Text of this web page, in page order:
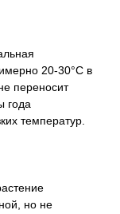
20-30°C в
переносит
года
температур.
но не